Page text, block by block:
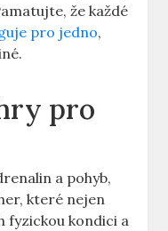
že každé
pro jedno,
pro
a pohyb,
které nejen
fyzickou kondici a